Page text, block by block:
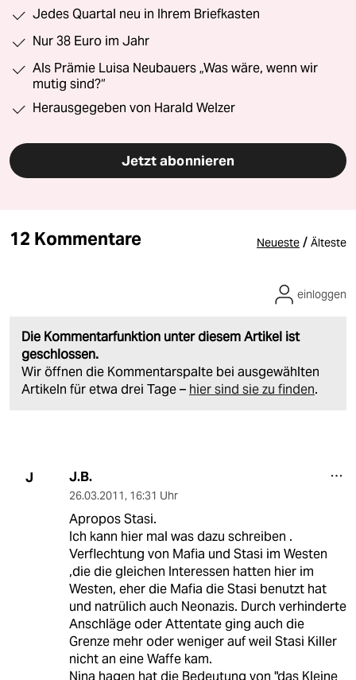
Jedes Quartal neu in Ihrem Briefkasten
Nur 38 Euro im Jahr
Als Prämie Luisa Neubauers „Was wäre, wenn wir
mutig sind?“
Herausgegeben von Harald Welzer
Jetzt abonnieren
12 Kommentare Neueste / Älteste
Die Kommentarfunktion unter diesem Artikel ist
geschlossen.
Wir öffnen die Kommentarspalte bei ausgewählten
Artikeln für etwa drei Tage – hier sind sie zu finden.
einloggen
J J.B.
26.03.2011, 16:31 Uhr
Apropos Stasi.
Ich kann hier mal was dazu schreiben .
Verflechtung von Mafia und Stasi im Westen
,die die gleichen Interessen hatten hier im
Westen, eher die Mafia die Stasi benutzt hat
und natrülich auch Neonazis. Durch verhinderte
Anschläge oder Attentate ging auch die
Grenze mehr oder weniger auf weil Stasi Killer
nicht an eine Waffe kam.